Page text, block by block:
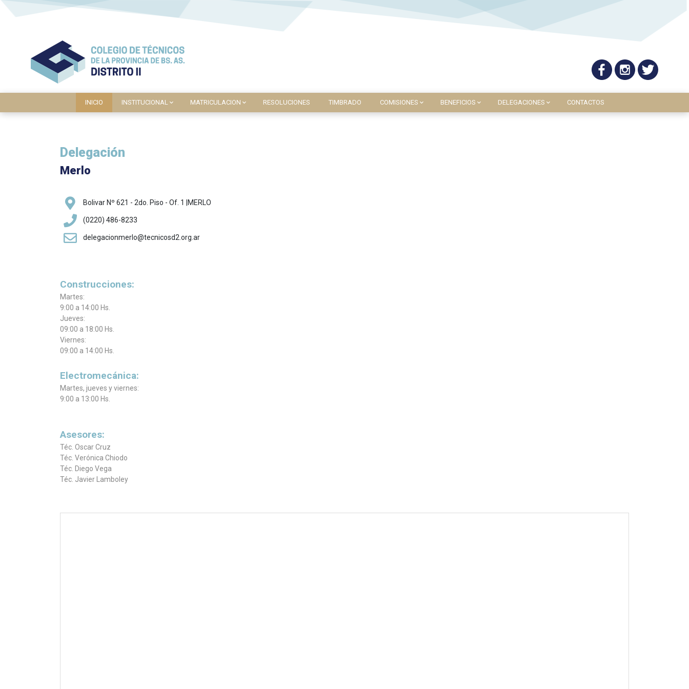
INICIO INSTITUCIONAL MATRICULACION RESOLUCIONES TIMBRADO COMISIONES BENEFICIOS DELEGACIONES CONTACTOS
Delegación
Merlo
Bolivar Nº 621 - 2do. Piso - Of. 1 |MERLO
(0220) 486-8233
delegacionmerlo@tecnicosd2.org.ar
Construcciones:
Martes:
9:00 a 14:00 Hs.
Jueves:
09:00 a 18:00 Hs.
Viernes:
09:00 a 14:00 Hs.
Electromecánica:
Martes, jueves y viernes:
9:00 a 13:00 Hs.
Asesores:
Téc. Oscar Cruz
Téc. Verónica Chiodo
Téc. Diego Vega
Téc. Javier Lamboley